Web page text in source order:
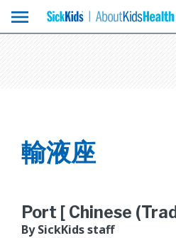
menu
輸液座
Port [ Chinese
By SickKids staff